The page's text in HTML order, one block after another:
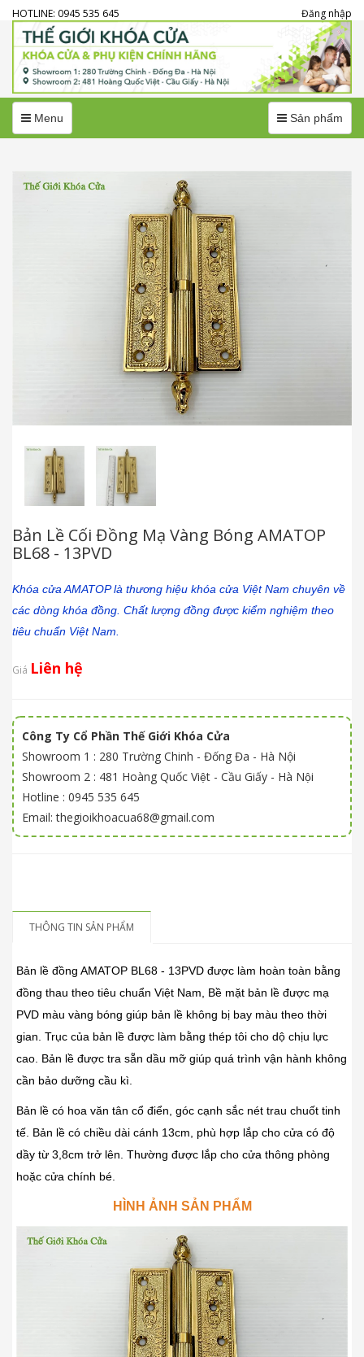
HOTLINE: 0945 535 645 Đăng nhập
MenuMenu MenuSản phẩm
Bản Lề Cối Đồng Mạ Vàng Bóng AMATOP
BL68 - 13PVD
Khóa cửa AMATOP là thương hiệu khóa cửa Việt Nam chuyên về
các dòng khóa đồng. Chất lượng đồng được kiểm nghiệm theo
tiêu chuẩn Việt Nam.
Giá Liên hệ
Công Ty Cổ Phần Thế Giới Khóa Cửa
Showroom 1 : 280 Trường Chinh - Đống Đa - Hà Nội
Showroom 2 : 481 Hoàng Quốc Việt - Cầu Giấy - Hà Nội
Hotline : 0945 535 645
Email: thegioikhoacua68@gmail.com
THÔNG TIN SẢN PHẨM
Bản lề đồng AMATOP BL68 - 13PVD được làm hoàn toàn bằng
đồng thau theo tiêu chuẩn Việt Nam, Bề mặt bản lề được mạ
PVD màu vàng bóng giúp bản lề không bị bay màu theo thời
gian. Trục của bản lề được làm bằng thép tôi cho dộ chịu lực
cao. Bản lề được tra sẵn dầu mỡ giúp quá trình vận hành không
cần bảo dưỡng cầu kì.
Bản lề có hoa văn tân cổ điển, góc cạnh sắc nét trau chuốt tinh
tế. Bản lề có chiều dài cánh 13cm, phù hợp lắp cho cửa có độ
dầy từ 3,8cm trở lên. Thường được lắp cho cửa thông phòng
hoặc cửa chính bé.
HÌNH ẢNH SẢN PHẨM